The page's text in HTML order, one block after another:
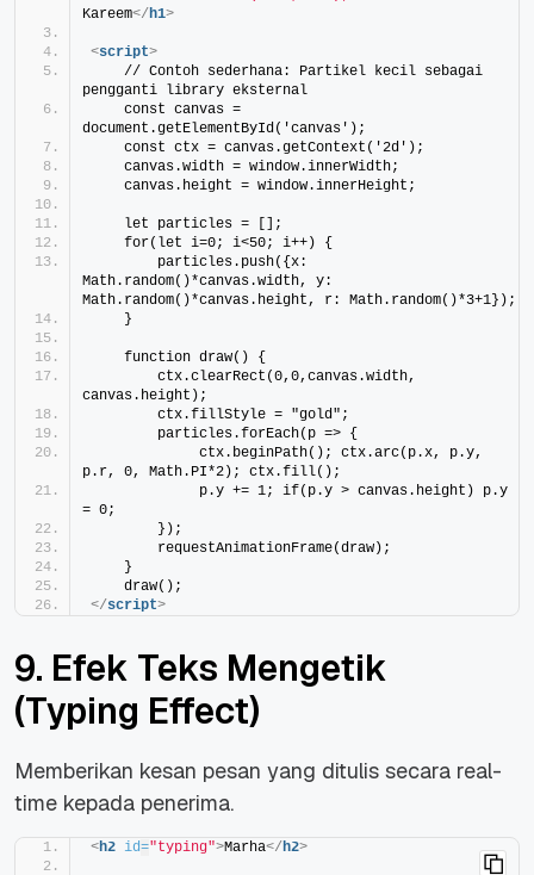
Kareem</h1>
<script>
    // Contoh sederhana: Partikel kecil sebagai
pengganti library eksternal
    const canvas =
document.getElementById('canvas');
    const ctx = canvas.getContext('2d');
    canvas.width = window.innerWidth;
    canvas.height = window.innerHeight;
    let particles = [];
    for(let i=0; i<50; i++) {
        particles.push({x:
Math.random()*canvas.width, y:
Math.random()*canvas.height, r: Math.random()*3+1});
    }
    function draw() {
        ctx.clearRect(0,0,canvas.width,
canvas.height);
        ctx.fillStyle = "gold";
        particles.forEach(p => {
             ctx.beginPath(); ctx.arc(p.x, p.y,
p.r, 0, Math.PI*2); ctx.fill();
             p.y += 1; if(p.y > canvas.height) p.y
= 0;
        });
        requestAnimationFrame(draw);
    }
    draw();
</script>
9. Efek Teks Mengetik
(Typing Effect)
Memberikan kesan pesan yang ditulis secara real-
time kepada penerima.
<h2 id="typing">Marha</h2>